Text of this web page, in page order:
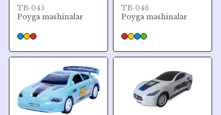
TB-045
Poyga mashinalar
TB-046
Poyga mashinalar